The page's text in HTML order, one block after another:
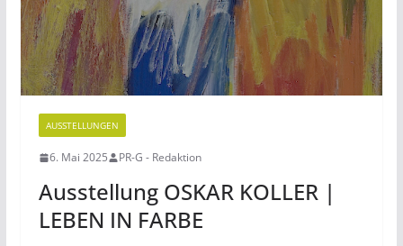
AUSSTELLUNGEN
6. Mai 2025 PR-G - Redaktion
Ausstellung OSKAR KOLLER |
LEBEN IN FARBE